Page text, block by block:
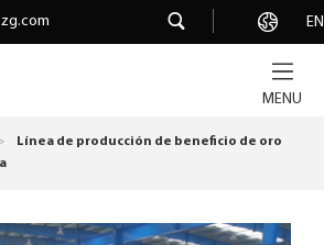
EN
MENU
Carrera
Línea de producción de beneficio de oro